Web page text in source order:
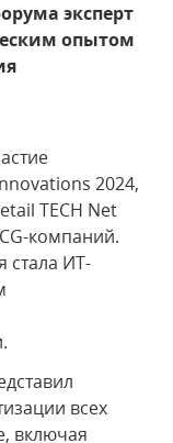
эксперт
опытом
2024,
TECH Net
компаний.
ИТ-
всех
включая